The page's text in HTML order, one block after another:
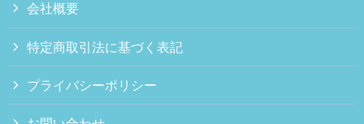
会社概要
特定商取引法に基づく表記
プライバシーポリシー